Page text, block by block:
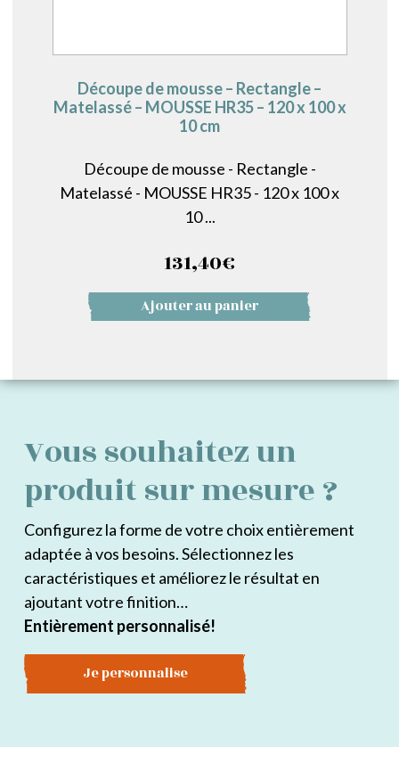
Découpe de mousse – Rectangle –
Matelassé – MOUSSE HR35 – 120 x 100 x
10 cm
Découpe de mousse - Rectangle -
Matelassé - MOUSSE HR35 - 120 x 100 x
10 ...
131,40€
Ajouter au panier
Vous souhaitez un
produit sur mesure ?
Configurez la forme de votre choix entièrement
adaptée à vos besoins. Sélectionnez les
caractéristiques et améliorez le résultat en
ajoutant votre finition…
Entièrement personnalisé!
Je personnalise